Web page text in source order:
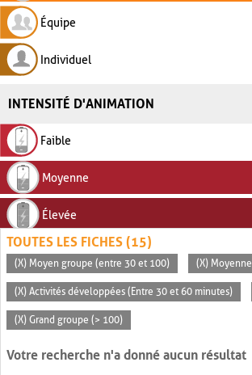
Équipe
Individuel
INTENSITÉ D'ANIMATION
Faible
Moyenne
Élevée
TOUTES LES FICHES (15)
(X) Moyen groupe (entre 30 et 100) (X) Moyenne
(X) Activités développées (Entre 30 et 60 minutes)
(X) Grand groupe (> 100)
Votre recherche n'a donné aucun résultat